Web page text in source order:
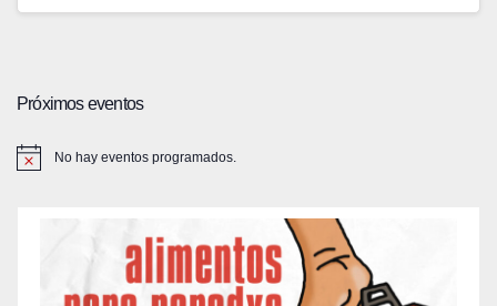
Próximos eventos
No hay eventos programados.